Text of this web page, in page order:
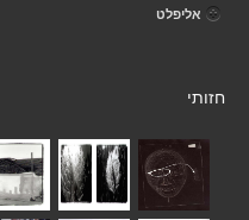
אליפלט
חזותי